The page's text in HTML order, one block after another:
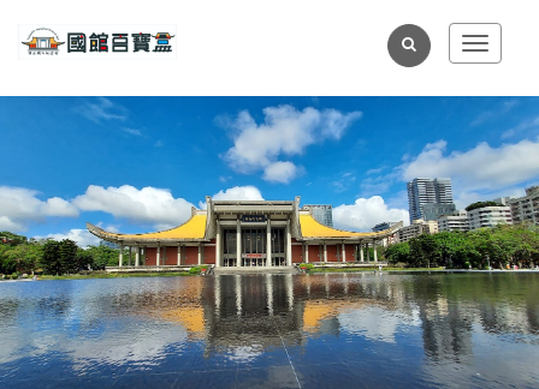
要
區
塊
全
索
Toggle